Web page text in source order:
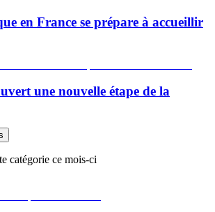
en France se prépare à accueillir
une nouvelle étape de la
catégorie ce mois-ci